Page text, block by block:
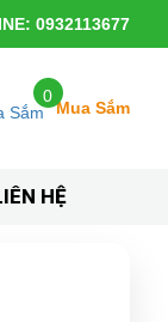
0932113677
0
Mua Sắm
HỆ